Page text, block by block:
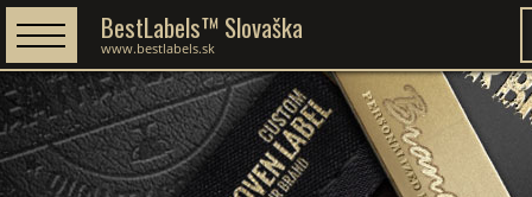
BestLabels™ Slovaška
www.bestlabels.sk